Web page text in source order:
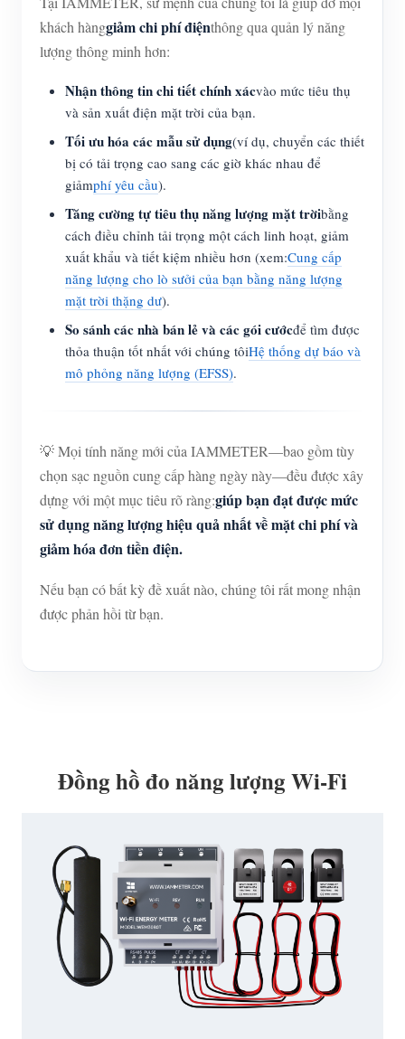
khách hànggiảm chi phí điệnthông qua quản lý năng
lượng thông minh hơn:
Nhận thông tin chi tiết chính xácvào mức tiêu thụ
và sản xuất điện mặt trời của bạn.
Tối ưu hóa các mẫu sử dụng(ví dụ, chuyển các thiết
bị có tải trọng cao sang các giờ khác nhau để
giảmphí yêu cầu).
Tăng cường tự tiêu thụ năng lượng mặt trờibằng
cách điều chỉnh tải trọng một cách linh hoạt, giảm
xuất khẩu và tiết kiệm nhiều hơn (xem:Cung cấp
năng lượng cho lò sưởi của bạn bằng năng lượng
mặt trời thặng dư).
So sánh các nhà bán lẻ và các gói cướcđể tìm được
thỏa thuận tốt nhất với chúng tôiHệ thống dự báo và
mô phỏng năng lượng (EFSS).
💡 Mọi tính năng mới của IAMMETER—bao gồm tùy
chọn sạc nguồn cung cấp hàng ngày này—đều được xây
dựng với một mục tiêu rõ ràng:giúp bạn đạt được mức
sử dụng năng lượng hiệu quả nhất về mặt chi phí và
giảm hóa đơn tiền điện.
Nếu bạn có bất kỳ đề xuất nào, chúng tôi rất mong nhận
được phản hồi từ bạn.
Đồng hồ đo năng lượng Wi-Fi